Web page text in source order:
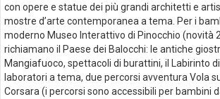
con opere e statue dei più grandi architetti e
mostre d’arte contemporanea a tema. Per i
moderno Museo Interattivo di Pinocchio (novità
richiamano il Paese dei Balocchi: le antiche
Mangiafuoco, spettacoli di burattini, il Labirinto
laboratori a tema, due percorsi avventura Vola
Corsara (i percorsi sono accessibili per bambini